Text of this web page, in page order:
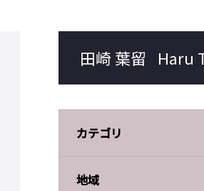
田崎 葉留 Haru
カテゴリ
地域